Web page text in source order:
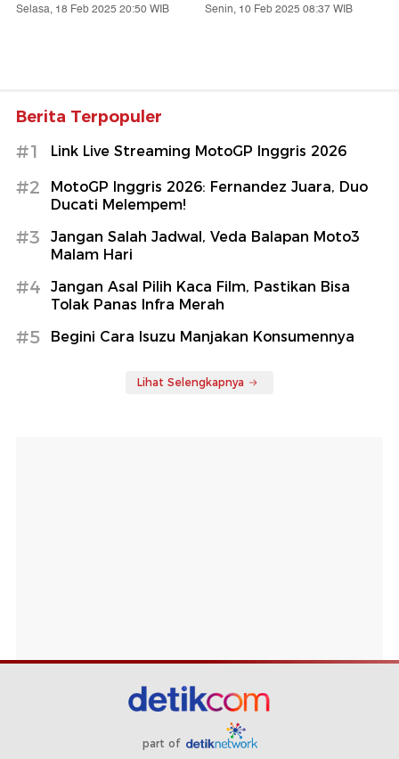
Selasa, 18 Feb 2025 20:50 WIB Senin, 10 Feb 2025 08:37 WIB
Berita Terpopuler
#1 Link Live Streaming MotoGP Inggris 2026
#2
MotoGP Inggris 2026: Fernandez Juara, Duo
Ducati Melempem!
#3
Jangan Salah Jadwal, Veda Balapan Moto3
Malam Hari
#4
Jangan Asal Pilih Kaca Film, Pastikan Bisa
Tolak Panas Infra Merah
#5 Begini Cara Isuzu Manjakan Konsumennya
Lihat Selengkapnya
part of